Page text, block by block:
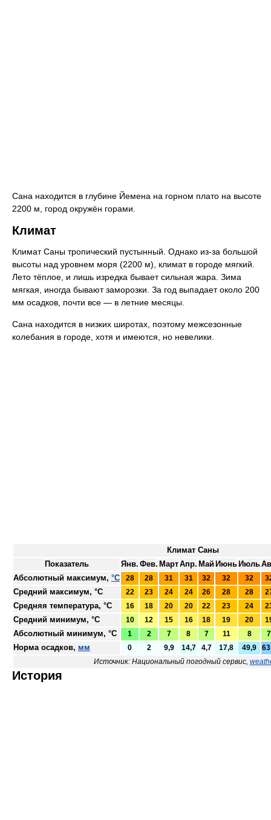
Сана находится в глубине Йемена на горном плато на высоте
2200 м, город окружён горами.
Климат
Климат Саны тропический пустынный. Однако из-за большой
высоты над уровнем моря (2200 м), климат в городе мягкий.
Лето тёплое, и лишь изредка бывает сильная жара. Зима
мягкая, иногда бывают заморозки. За год выпадает около 200
мм осадков, почти все — в летние месяцы.
Сана находится в низких широтах, поэтому межсезонные
колебания в городе, хотя и имеются, но невелики.
Климат Саны
Показатель
Янв. Фев. МартАпр. Май Июнь Июль
Абсолютный максимум, °C 28 28 31 31 32 32 32
Средний максимум, °C
22 23 24 24 26 28 28
Средняя температура, °C
16 18 20 20 22 23 24
Средний минимум, °C
10 12 15 16 18 19 20
Абсолютный минимум, °C
1 2 7 8 7 11 8
7
Норма осадков, мм 0 2 9,9 14,7 4,7 17,8 49,9
Источник: Национальный погодный сервис,
История